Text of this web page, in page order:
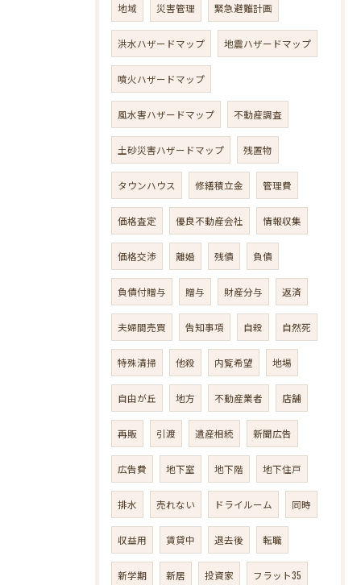
地域 災害管理 緊急避難計画
洪水ハザードマップ 地震ハザードマップ
噴火ハザードマップ
風水害ハザードマップ 不動産調査
土砂災害ハザードマップ 残置物
タウンハウス 修繕積立金 管理費
価格査定 優良不動産会社 情報収集
価格交渉 離婚 残債 負債
負債付贈与 贈与 財産分与 返済
夫婦間売買 告知事項 自殺 自然死
特殊清掃 他殺 内覧希望 地場
自由が丘 地方 不動産業者 店舗
再販 引渡 遺産相続 新聞広告
広告費 地下室 地下階 地下住戸
排水 売れない ドライルーム 同時
収益用 賃貸中 退去後 転職
新学期 新居 投資家 フラット35